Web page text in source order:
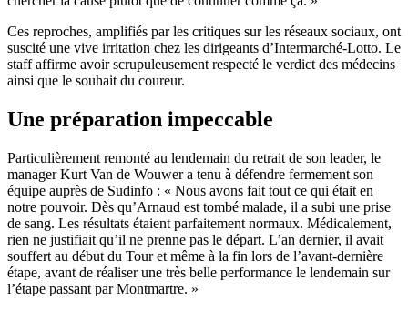
Ces reproches, amplifiés par les critiques sur les réseaux sociaux, ont
suscité une vive irritation chez les dirigeants d’Intermarché-Lotto. Le
staff affirme avoir scrupuleusement respecté le verdict des médecins
ainsi que le souhait du coureur.
Une préparation impeccable
Particulièrement remonté au lendemain du retrait de son leader, le
manager Kurt Van de Wouwer a tenu à défendre fermement son
équipe auprès de Sudinfo : « Nous avons fait tout ce qui était en
notre pouvoir. Dès qu’Arnaud est tombé malade, il a subi une prise
de sang. Les résultats étaient parfaitement normaux. Médicalement,
rien ne justifiait qu’il ne prenne pas le départ. L’an dernier, il avait
souffert au début du Tour et même à la fin lors de l’avant-dernière
étape, avant de réaliser une très belle performance le lendemain sur
l’étape passant par Montmartre. »